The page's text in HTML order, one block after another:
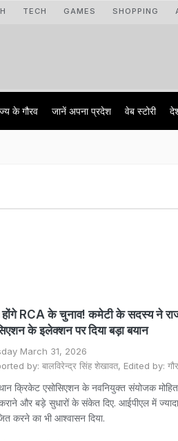
TECH GAMES SHOPPING
के गौरव जानें अपना प्रदेश वेब स्टोरी
RCA के चुनाव! कमेटी के सदस्य ने
के इलेक्शन पर दिया बड़ा बयान
March 31, 2026
by: बालविरेन्द्र सिंह शेखावत, Edited by: गौरव
क्रिकेट एसोसिएशन के नवनियुक्त संयोजक
और बड़े सुधारों के संकेत दिए. आईपीएल में
करने का भी आश्वासन दिया.